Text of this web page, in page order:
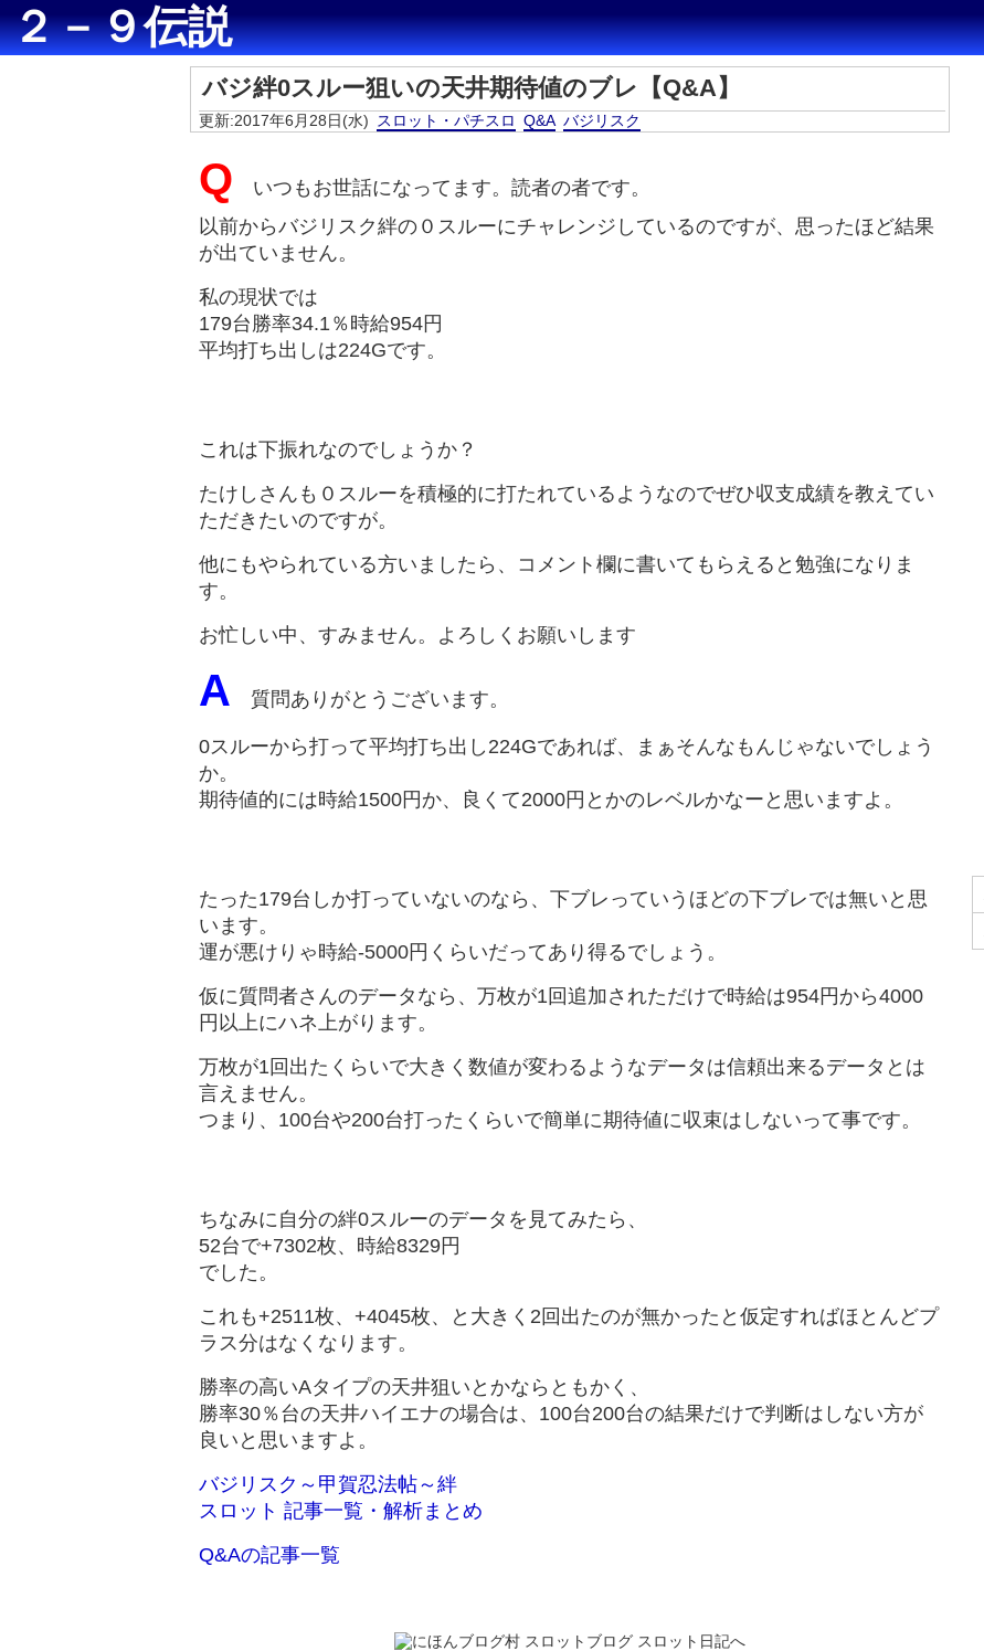
２－９伝説
バジ絆0スルー狙いの天井期待値のブレ【Q&A】
更新:2017年6月28日(水) スロット・パチスロ Q&A バジリスク
Q ​いつもお世話になってます。読者の者です。
以前からバジリスク絆の０スルーにチャレンジしているのですが、思ったほど結果
が出ていません。
私の現状では
179台勝率34.1％時給954円
平均打ち出しは224Gです。
これは下振れなのでしょうか？
たけしさんも０スルーを積極的に打たれているようなのでぜひ収支成績を教えてい
ただきたいのですが。
他にもやられている方いましたら、コメント欄に書いてもらえると勉強になりま
す。
お忙しい中、すみません。よろしくお願いします
A 質問ありがとうございます。
0スルーから打って平均打ち出し224Gであれば、まぁそんなもんじゃないでしょう
か。
期待値的には時給1500円か、良くて2000円とかのレベルかなーと思いますよ。
たった179台しか打っていないのなら、下ブレっていうほどの下ブレでは無いと思
います。
運が悪けりゃ時給-5000円くらいだってあり得るでしょう。
仮に質問者さんのデータなら、万枚が1回追加されただけで時給は954円から4000
円以上にハネ上がります。
万枚が1回出たくらいで大きく数値が変わるようなデータは信頼出来るデータとは
言えません。
つまり、100台や200台打ったくらいで簡単に期待値に収束はしないって事です。
ちなみに自分の絆0スルーのデータを見てみたら、
52台で+7302枚、時給8329円
でした。
これも+2511枚、+4045枚、と大きく2回出たのが無かったと仮定すればほとんどプ
ラス分はなくなります。
勝率の高いAタイプの天井狙いとかならともかく、
勝率30％台の天井ハイエナの場合は、100台200台の結果だけで判断はしない方が
良いと思いますよ。
バジリスク～甲賀忍法帖～絆
スロット 記事一覧・解析まとめ
Q&Aの記事一覧